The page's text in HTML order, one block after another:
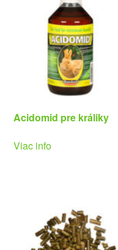
Acidomid pre králiky
Viac info